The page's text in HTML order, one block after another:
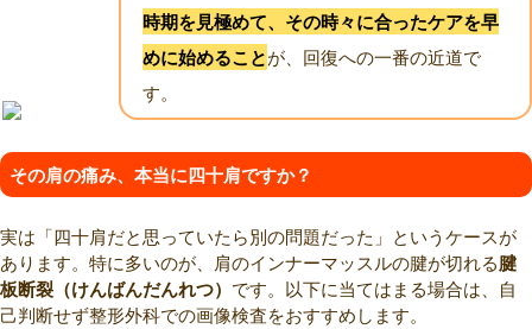
時期を見極めて、その時々に合ったケアを早
めに始めることが、回復への一番の近道で
す。
その肩の痛み、本当に四十肩ですか？
実は「四十肩だと思っていたら別の問題だった」というケースが
あります。特に多いのが、肩のインナーマッスルの腱が切れる腱
板断裂（けんばんだんれつ） です。以下に当てはまる場合は、自
己判断せず整形外科での画像検査をおすすめします。